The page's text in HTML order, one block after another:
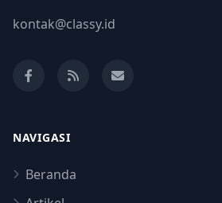
kontak@classy.id
NAVIGASI
Beranda